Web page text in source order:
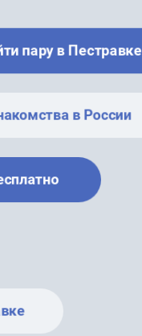
пару в Пестравке
в России